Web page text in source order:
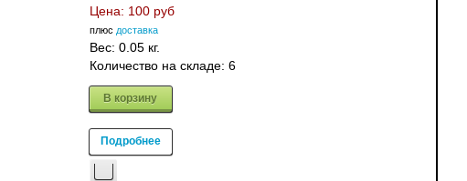
Цена: 100 руб
плюс доставка
Вес: 0.05 кг.
Количество на складе: 6
В корзину
Подробнее